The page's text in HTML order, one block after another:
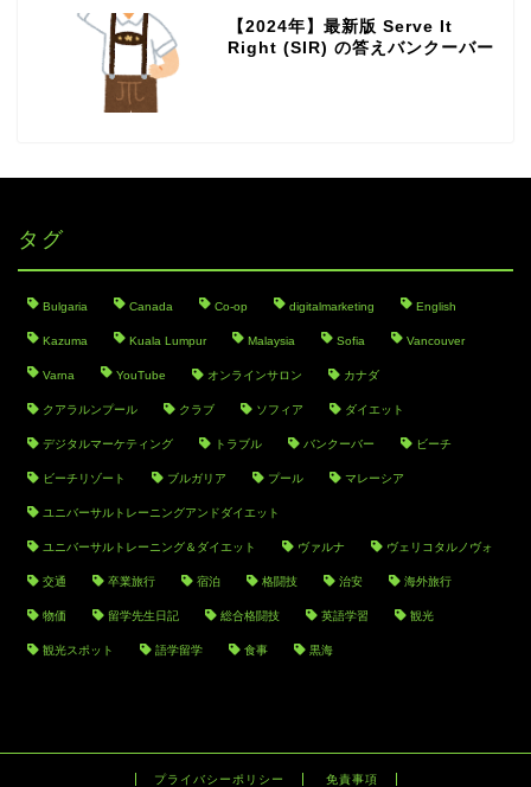
【2024年】最新版 Serve It
Right (SIR) の答えバンクーバー
タグ
Bulgaria Canada Co-op digitalmarketing English
Kazuma Kuala Lumpur Malaysia Sofia Vancouver
Varna YouTube オンラインサロン カナダ
クアラルンプール クラブ ソフィア ダイエット
デジタルマーケティング トラブル バンクーバー ビーチ
ビーチリゾート ブルガリア プール マレーシア
ユニバーサルトレーニングアンドダイエット
ユニバーサルトレーニング＆ダイエット ヴァルナ ヴェリコタルノヴォ
交通 卒業旅行 宿泊 格闘技 治安 海外旅行
物価 留学先生日記 総合格闘技 英語学習 観光
観光スポット 語学留学 食事 黒海
プライバシーポリシー 免責事項